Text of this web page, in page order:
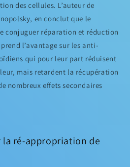
des cellules. L’auteur de
en conclut que le
conjuguer réparation et réduction
l’avantage sur les anti-
qui pour leur part réduisent
mais retardent la récupération
nombreux effets secondaires
la ré-appropriation de